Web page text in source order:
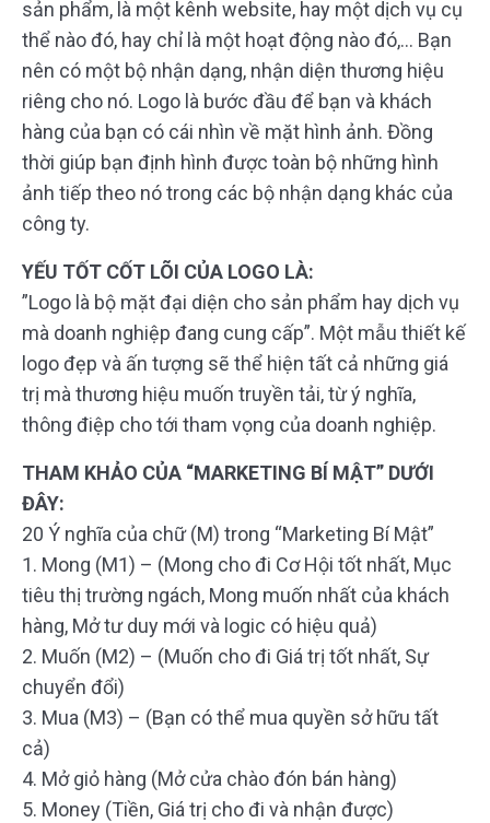
sản phẩm, là một kênh website, hay một dịch vụ cụ
thể nào đó, hay chỉ là một hoạt động nào đó,… Bạn
nên có một bộ nhận dạng, nhận diện thương hiệu
riêng cho nó. Logo là bước đầu để bạn và khách
hàng của bạn có cái nhìn về mặt hình ảnh. Đồng
thời giúp bạn định hình được toàn bộ những hình
ảnh tiếp theo nó trong các bộ nhận dạng khác của
công ty.
YẾU TỐT CỐT LÕI CỦA LOGO LÀ:
”Logo là bộ mặt đại diện cho sản phẩm hay dịch vụ
mà doanh nghiệp đang cung cấp”. Một mẫu thiết kế
logo đẹp và ấn tượng sẽ thể hiện tất cả những giá
trị mà thương hiệu muốn truyền tải, từ ý nghĩa,
thông điệp cho tới tham vọng của doanh nghiệp.
THAM KHẢO CỦA “MARKETING BÍ MẬT” DƯỚI
ĐÂY:
20 Ý nghĩa của chữ (M) trong “Marketing Bí Mật”
1. Mong (M1) – (Mong cho đi Cơ Hội tốt nhất, Mục
tiêu thị trường ngách, Mong muốn nhất của khách
hàng, Mở tư duy mới và logic có hiệu quả)
2. Muốn (M2) – (Muốn cho đi Giá trị tốt nhất, Sự
chuyển đổi)
3. Mua (M3) – (Bạn có thể mua quyền sở hữu tất
cả)
4. Mở giỏ hàng (Mở cửa chào đón bán hàng)
5. Money (Tiền, Giá trị cho đi và nhận được)